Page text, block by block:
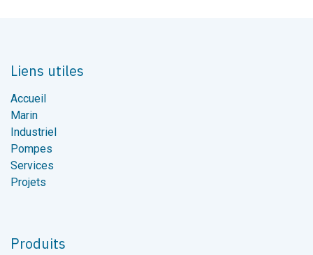
Liens utiles
Accueil
Marin
Industriel
Pompes
Services
Projets
Produits